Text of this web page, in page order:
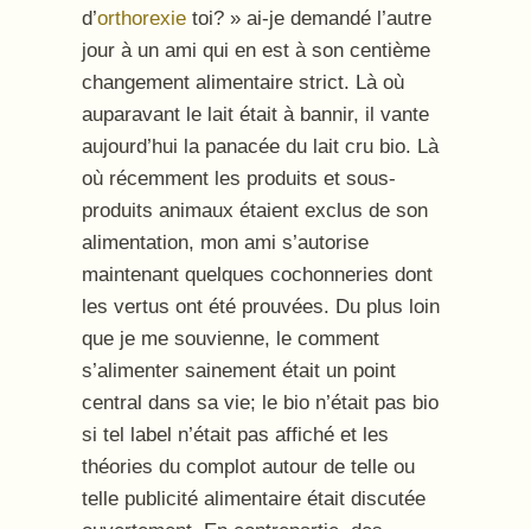
d’orthorexie toi? » ai-je demandé l’autre
jour à un ami qui en est à son centième
changement alimentaire strict. Là où
auparavant le lait était à bannir, il vante
aujourd’hui la panacée du lait cru bio. Là
où récemment les produits et sous-
produits animaux étaient exclus de son
alimentation, mon ami s’autorise
maintenant quelques cochonneries dont
les vertus ont été prouvées. Du plus loin
que je me souvienne, le comment
s’alimenter sainement était un point
central dans sa vie; le bio n’était pas bio
si tel label n’était pas affiché et les
théories du complot autour de telle ou
telle publicité alimentaire était discutée